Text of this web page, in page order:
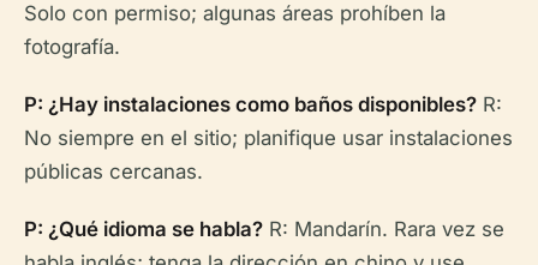
Solo con permiso; algunas áreas prohíben la
fotografía.
P: ¿Hay instalaciones como baños disponibles? R:
No siempre en el sitio; planifique usar instalaciones
públicas cercanas.
P: ¿Qué idioma se habla? R: Mandarín. Rara vez se